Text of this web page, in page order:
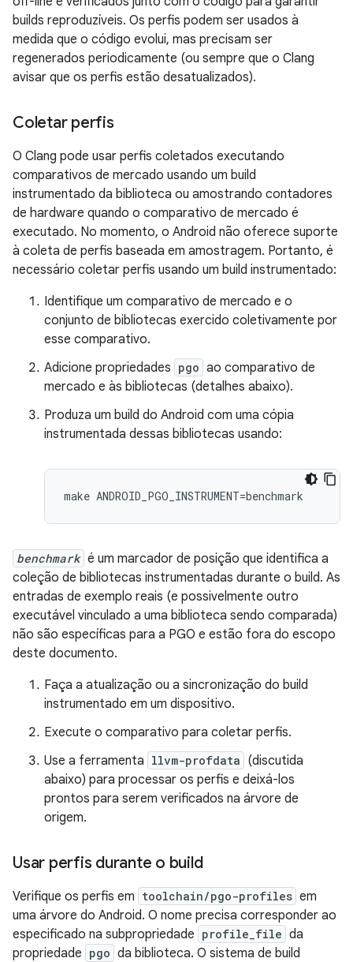
builds reproduzíveis. Os perfis podem ser usados à
medida que o código evolui, mas precisam ser
regenerados periodicamente (ou sempre que o Clang
avisar que os perfis estão desatualizados).
Coletar perfis
O Clang pode usar perfis coletados executando
comparativos de mercado usando um build
instrumentado da biblioteca ou amostrando contadores
de hardware quando o comparativo de mercado é
executado. No momento, o Android não oferece suporte
à coleta de perfis baseada em amostragem. Portanto, é
necessário coletar perfis usando um build instrumentado:
Identifique um comparativo de mercado e o
conjunto de bibliotecas exercido coletivamente por
esse comparativo.
Adicione propriedades pgo ao comparativo de
mercado e às bibliotecas (detalhes abaixo).
Produza um build do Android com uma cópia
instrumentada dessas bibliotecas usando:
make ANDROID_PGO_INSTRUMENT=benchmark
benchmark é um marcador de posição que identifica a
coleção de bibliotecas instrumentadas durante o build. As
entradas de exemplo reais (e possivelmente outro
executável vinculado a uma biblioteca sendo comparada)
não são específicas para a PGO e estão fora do escopo
deste documento.
Faça a atualização ou a sincronização do build
instrumentado em um dispositivo.
Execute o comparativo para coletar perfis.
Use a ferramenta llvm-profdata (discutida
abaixo) para processar os perfis e deixá-los
prontos para serem verificados na árvore de
origem.
Usar perfis durante o build
Verifique os perfis em toolchain/pgo-profiles em
uma árvore do Android. O nome precisa corresponder ao
especificado na subpropriedade profile_file da
propriedade pgo da biblioteca. O sistema de build